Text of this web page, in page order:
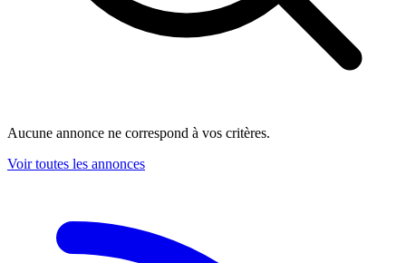
Aucune annonce ne correspond à vos critères.
Voir toutes les annonces